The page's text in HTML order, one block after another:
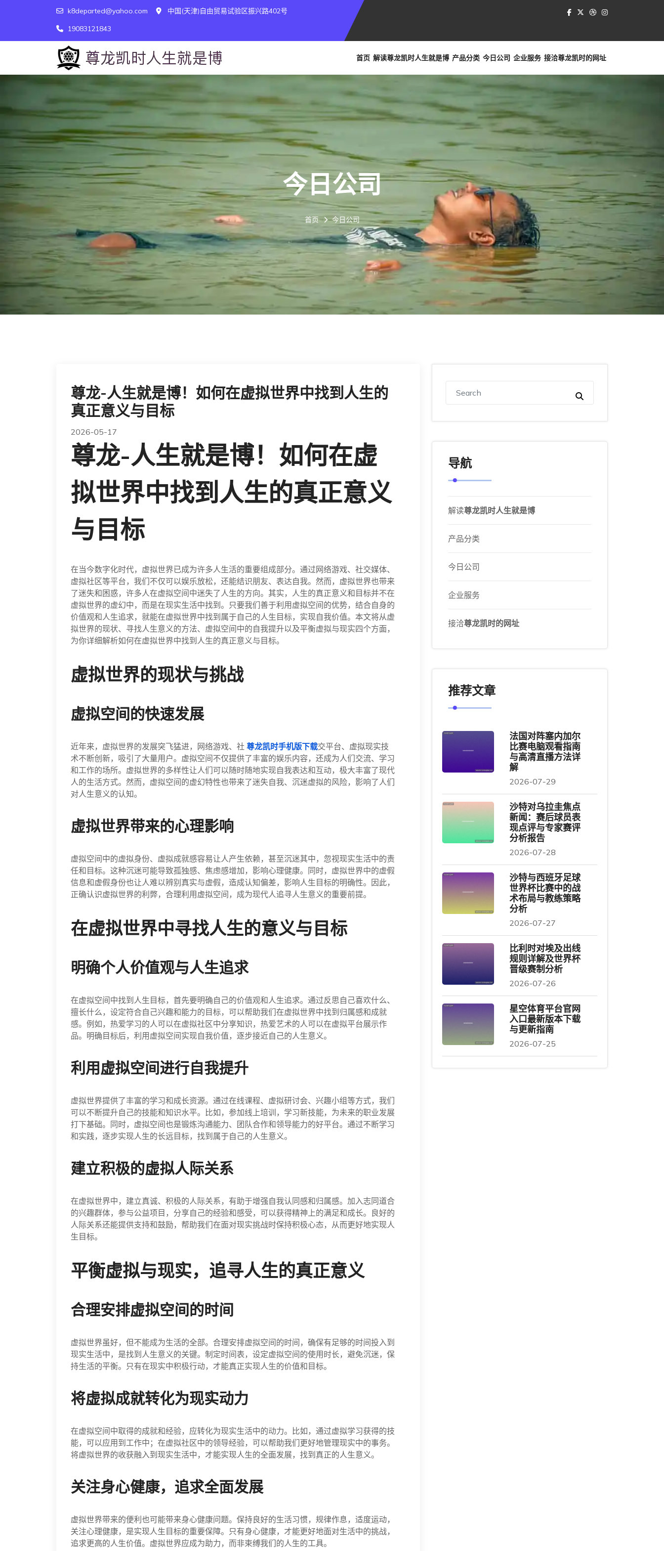
k8departed@yahoo.com
中国(天津)自由贸易试验区振兴路402号
19083121843
首页 解读尊龙凯时人生就是博 产品分类 今日公司 企业服务 接洽尊龙凯时的网址
今日公司
首页 今日公司
尊龙-人生就是博！如何在虚拟世界中找到人生的
真正意义与目标
2026-05-17
尊龙-人生就是博！如何在虚
拟世界中找到人生的真正意义
与目标
在当今数字化时代，虚拟世界已成为许多人生活的重要组成部分。通过网络游戏、社交媒体、
虚拟社区等平台，我们不仅可以娱乐放松，还能结识朋友、表达自我。然而，虚拟世界也带来
了迷失和困惑，许多人在虚拟空间中迷失了人生的方向。其实，人生的真正意义和目标并不在
虚拟世界的虚幻中，而是在现实生活中找到。只要我们善于利用虚拟空间的优势，结合自身的
价值观和人生追求，就能在虚拟世界中找到属于自己的人生目标，实现自我价值。本文将从虚
拟世界的现状、寻找人生意义的方法、虚拟空间中的自我提升以及平衡虚拟与现实四个方面，
为你详细解析如何在虚拟世界中找到人生的真正意义与目标。
虚拟世界的现状与挑战
虚拟空间的快速发展
近年来，虚拟世界的发展突飞猛进，网络游戏、社 尊龙凯时手机版下载交平台、虚拟现实技
术不断创新，吸引了大量用户。虚拟空间不仅提供了丰富的娱乐内容，还成为人们交流、学习
和工作的场所。虚拟世界的多样性让人们可以随时随地实现自我表达和互动，极大丰富了现代
人的生活方式。然而，虚拟空间的虚幻特性也带来了迷失自我、沉迷虚拟的风险，影响了人们
对人生意义的认知。
虚拟世界带来的心理影响
虚拟空间中的虚拟身份、虚拟成就感容易让人产生依赖，甚至沉迷其中，忽视现实生活中的责
任和目标。这种沉迷可能导致孤独感、焦虑感增加，影响心理健康。同时，虚拟世界中的虚假
信息和虚假身份也让人难以辨别真实与虚假，造成认知偏差，影响人生目标的明确性。因此，
正确认识虚拟世界的利弊，合理利用虚拟空间，成为现代人追寻人生意义的重要前提。
在虚拟世界中寻找人生的意义与目标
明确个人价值观与人生追求
在虚拟空间中找到人生目标，首先要明确自己的价值观和人生追求。通过反思自己喜欢什么、
擅长什么，设定符合自己兴趣和能力的目标，可以帮助我们在虚拟世界中找到归属感和成就
感。例如，热爱学习的人可以在虚拟社区中分享知识，热爱艺术的人可以在虚拟平台展示作
品。明确目标后，利用虚拟空间实现自我价值，逐步接近自己的人生意义。
利用虚拟空间进行自我提升
虚拟世界提供了丰富的学习和成长资源。通过在线课程、虚拟研讨会、兴趣小组等方式，我们
可以不断提升自己的技能和知识水平。比如，参加线上培训，学习新技能，为未来的职业发展
打下基础。同时，虚拟空间也是锻炼沟通能力、团队合作和领导能力的好平台。通过不断学习
和实践，逐步实现人生的长远目标，找到属于自己的人生意义。
建立积极的虚拟人际关系
在虚拟世界中，建立真诚、积极的人际关系，有助于增强自我认同感和归属感。加入志同道合
的兴趣群体，参与公益项目，分享自己的经验和感受，可以获得精神上的满足和成长。良好的
人际关系还能提供支持和鼓励，帮助我们在面对现实挑战时保持积极心态，从而更好地实现人
生目标。
平衡虚拟与现实，追寻人生的真正意义
合理安排虚拟空间的时间
虚拟世界虽好，但不能成为生活的全部。合理安排虚拟空间的时间，确保有足够的时间投入到
现实生活中，是找到人生意义的关键。制定时间表，设定虚拟空间的使用时长，避免沉迷，保
持生活的平衡。只有在现实中积极行动，才能真正实现人生的价值和目标。
将虚拟成就转化为现实动力
在虚拟空间中取得的成就和经验，应转化为现实生活中的动力。比如，通过虚拟学习获得的技
能，可以应用到工作中；在虚拟社区中的领导经验，可以帮助我们更好地管理现实中的事务。
将虚拟世界的收获融入到现实生活中，才能实现人生的全面发展，找到真正的人生意义。
关注身心健康，追求全面发展
虚拟世界带来的便利也可能带来身心健康问题。保持良好的生活习惯，规律作息，适度运动，
关注心理健康，是实现人生目标的重要保障。只有身心健康，才能更好地面对生活中的挑战，
追求更高的人生价值。虚拟世界应成为助力，而非束缚我们的人生的工具。
导航
解读尊龙凯时人生就是博
产品分类
今日公司
企业服务
接洽尊龙凯时的网址
推荐文章
法国对阵塞内加尔
比赛电脑观看指南
与高清直播方法详
解
2026-07-29
沙特对乌拉圭焦点
新闻：赛后球员表
现点评与专家赛评
分析报告
2026-07-28
沙特与西班牙足球
世界杯比赛中的战
术布局与教练策略
分析
2026-07-27
比利时对埃及出线
规则详解及世界杯
晋级赛制分析
2026-07-26
星空体育平台官网
入口最新版本下载
与更新指南
2026-07-25